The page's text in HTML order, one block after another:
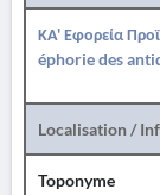
ΚΑ' Εφορεία
éphorie des
Localisation /
Toponyme